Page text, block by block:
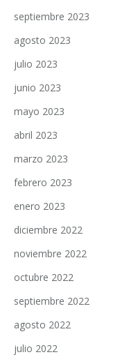
septiembre 2023
agosto 2023
julio 2023
junio 2023
mayo 2023
abril 2023
marzo 2023
febrero 2023
enero 2023
diciembre 2022
noviembre 2022
octubre 2022
septiembre 2022
agosto 2022
julio 2022